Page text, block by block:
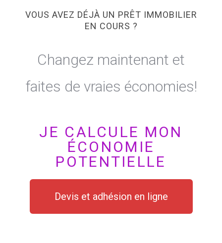
VOUS AVEZ DÉJÀ UN PRÊT IMMOBILIER
EN COURS ?
Changez maintenant et
faites de vraies économies!
JE CALCULE MON
ÉCONOMIE
POTENTIELLE
Devis et adhésion en ligne